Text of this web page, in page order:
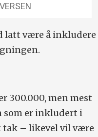
latt være å inkludere
300.000, men mest
som er inkludert i
tak – likevel vil være